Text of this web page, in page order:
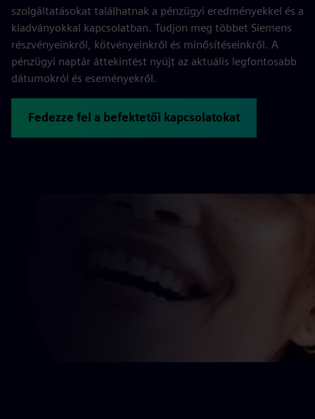
szolgáltatásokat találhatnak a pénzügyi eredményekkel és a
kiadványokkal kapcsolatban. Tudjon meg többet Siemens
részvényeinkről, kötvényeinkről és minősítéseinkről. A
pénzügyi naptár áttekintést nyújt az aktuális legfontosabb
dátumokról és eseményekről.
Fedezze fel a befektetői kapcsolatokat